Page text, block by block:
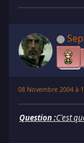
08 Novembre 2004 à
Question :C'est